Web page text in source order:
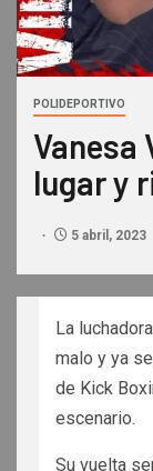
POLIDEPORTIVO
Vanesa
lugar y
5 abril, 2023
La
malo y ya
de Kick
escenario.
Su vuelta